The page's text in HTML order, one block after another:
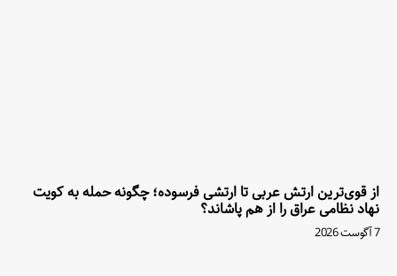
از قوی‌ترین ارتش عربی تا ارتشی فرسوده؛ چگونه حمله به کویت
نهاد نظامی عراق را از هم پاشاند؟
7 آگوست 2026